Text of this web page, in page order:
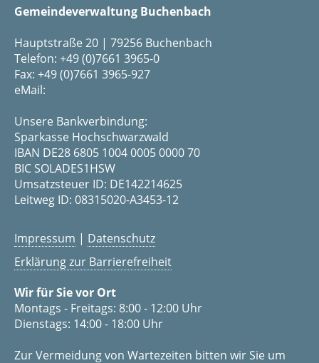
Gemeindeverwaltung Buchenbach
Hauptstraße 20 | 79256 Buchenbach
Telefon: +49 (0)7661 3965-0
Fax: +49 (0)7661 3965-927
eMail:
Unsere Bankverbindung:
Sparkasse Hochschwarzwald
IBAN DE28 6805 1004 0005 0000 70
BIC SOLADES1HSW
Umsatzsteuer ID: DE142214625
Leitweg ID: 08315020-A3453-12
Impressum | Datenschutz
Erklärung zur Barrierefreiheit
Wir für Sie vor Ort
Montags - Freitags: 8:00 - 12:00 Uhr
Dienstags: 14:00 - 18:00 Uhr
Zur Vermeidung von Wartezeiten bitten wir Sie um